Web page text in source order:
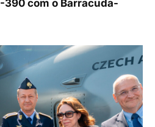
com o Barracuda-